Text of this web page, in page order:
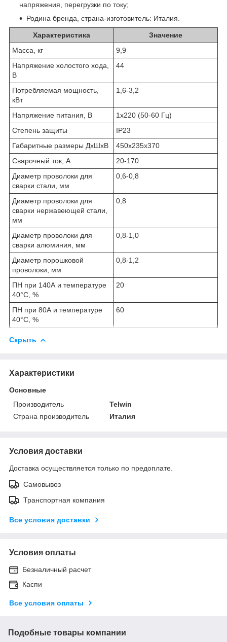
напряжения, перегрузки по току;
Родина бренда, страна-изготовитель: Италия.
Характеристика
Значение
Масса, кг
9,9
Напряжение холостого хода,
В
44
Потребляемая мощность,
кВт
1,6-3,2
Напряжение питания, В
1х220 (50-60 Гц)
Степень защиты
IP23
Габаритные размеры ДхШхВ
450х235х370
Сварочный ток, А
20-170
Диаметр проволоки для
сварки стали, мм
0,6-0,8
Диаметр проволоки для
сварки нержавеющей стали,
мм
0,8
Диаметр проволоки для
сварки алюминия, мм
0,8-1,0
Диаметр порошковой
проволоки, мм
0,8-1,2
ПН при 140А и температуре
40°С, %
20
ПН при 80А и температуре
40°С, %
60
Скрыть
Характеристики
Основные
Производитель
Telwin
Страна производитель
Италия
Условия доставки
Доставка осуществляется только по предоплате.
Самовывоз
Транспортная компания
Все условия доставки
Условия оплаты
Безналичный расчет
Каспи
Все условия оплаты
Подобные товары компании